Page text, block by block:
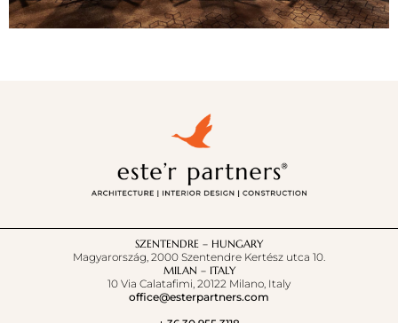
SZENTENDRE – HUNGARY
Magyarország, 2000 Szentendre Kertész utca 10.
MILAN – ITALY
10 Via Calatafimi, 20122 Milano, Italy
office@esterpartners.com